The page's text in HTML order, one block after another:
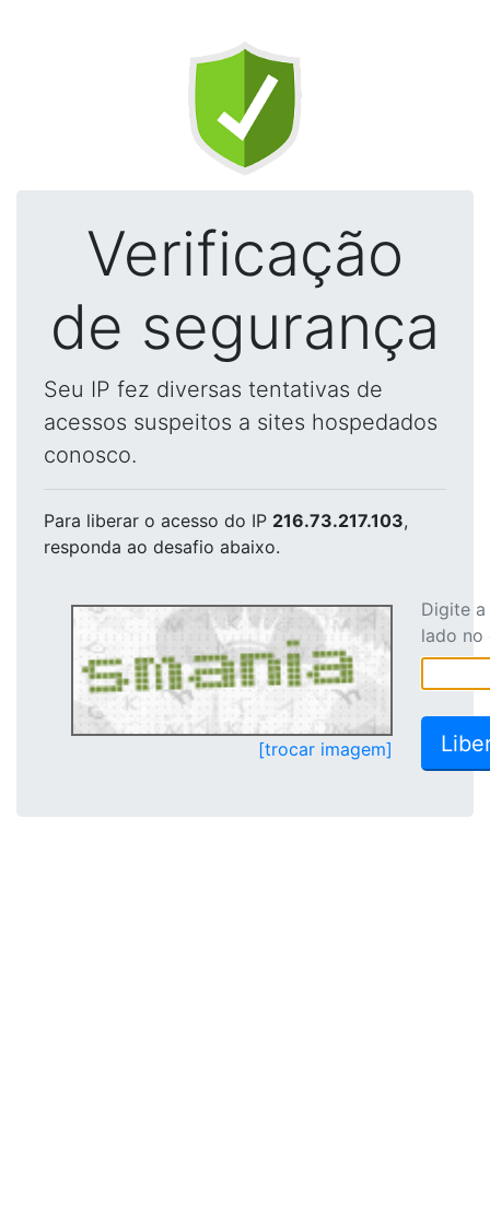
Verificação
de segurança
Seu IP fez diversas tentativas de
acessos suspeitos a sites hospedados
conosco.
Para liberar o acesso do IP 216.73.217.103,
responda ao desafio abaixo.
[trocar imagem]
Digite
lado no